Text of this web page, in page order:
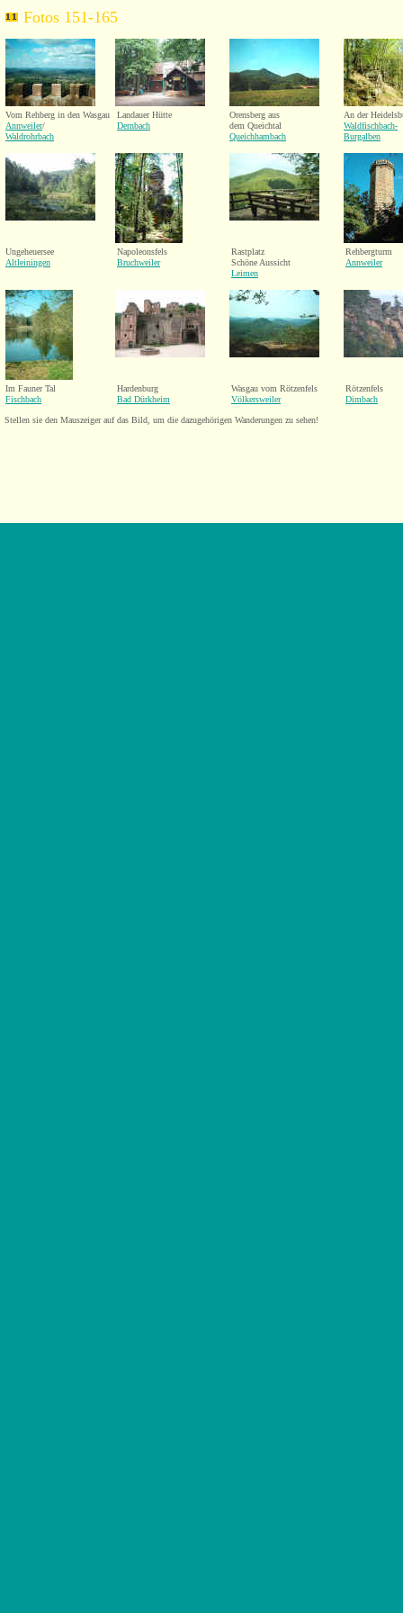
Fotos 151-165
Vom Rehberg in den Wasgau
Annweiler/
Waldrohrbach
Landauer Hütte
Dernbach
Orensberg aus
dem Queichtal
Queichhambach
An der
Waldfischbach-
Burgalben
Ungeheuersee
Altleiningen
Napoleonsfels
Bruchweiler
Rastplatz
Schöne Aussicht
Leimen
Rehbergturm
Annweiler
Im Fauner Tal
Fischbach
Hardenburg
Bad Dürkheim
Wasgau vom Rötzenfels
Völkersweiler
Rötzenfels
Dimbach
Stellen sie den Mauszeiger auf das Bild, um die dazugehörigen Wanderungen zu sehen!